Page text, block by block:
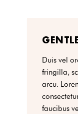
Duis vel
fringilla,
arcu.
faucibus